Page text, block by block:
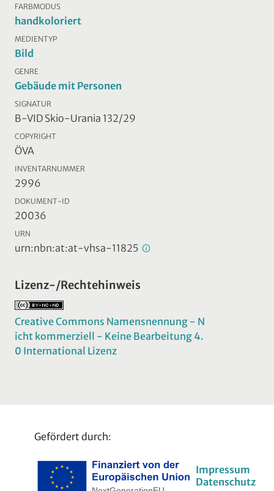
FARBMODUS
handkoloriert
MEDIENTYP
Bild
GENRE
Gebäude mit Personen
SIGNATUR
B-VID Skio-Urania 132/29
COPYRIGHT
ÖVA
INVENTARNUMMER
2996
DOKUMENT-ID
20036
URN
urn:nbn:at:at-vhsa-11825
Lizenz-/Rechtehinweis
Creative Commons Namensnennung - N
icht kommerziell - Keine Bearbeitung 4.
0 International Lizenz
Gefördert durch:
Impressum
Datenschutz